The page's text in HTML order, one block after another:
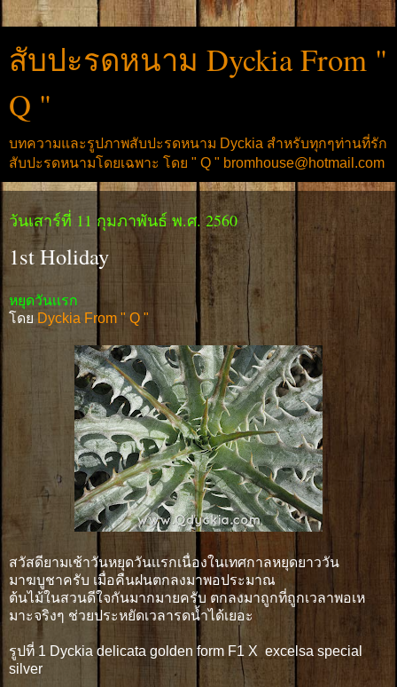
สับปะรดหนาม Dyckia From "
Q "
บทความและรูปภาพสับปะรดหนาม Dyckia สำหรับทุกๆท่านที่รัก
สับปะรดหนามโดยเฉพาะ โดย " Q " bromhouse@hotmail.com
วันเสาร์ที่ 11 กุมภาพันธ์ พ.ศ. 2560
1st Holiday
หยุดวันเเรก
โดย Dyckia From " Q "
สวัสดียามเช้าวันหยุดวันเเรกเนื่องในเทศกาลหยุดยาววัน
มาฆบูชาครับ เมื่อคืนฝนตกลงมาพอประมาณ
ต้นไม้ในสวนดีใจกันมากมายครับ ตกลงมาถูกที่ถูกเวลาพอเห
มาะจริงๆ ช่วยประหยัดเวลารดน้ำได้เยอะ
รูปที่ 1 Dyckia delicata golden form F1 X excelsa special
silver